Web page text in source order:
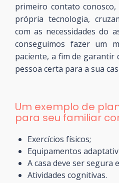
primeiro contato
própria tecnologia,
com as necessidades do
conseguimos fazer um
paciente, a fim de garantir
pessoa certa para a sua
Um exemplo de
para seu familiar
Exercícios físicos;
Equipamentos
A casa deve ser segura
Atividades cognitivas.